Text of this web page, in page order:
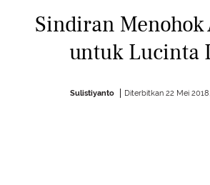
Sindiran
untuk Lucinta
Sulistiyanto Diterbitkan 22 Mei